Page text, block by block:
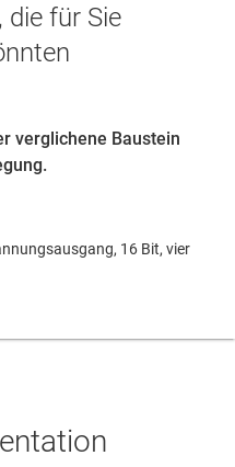
die für Sie
verglichene Baustein
16 Bit, vier